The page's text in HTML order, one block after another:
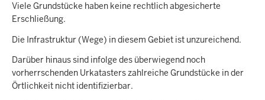
Viele Grundstücke haben keine rechtlich abgesicherte
Erschließung.
Die Infrastruktur (Wege) in diesem Gebiet ist unzureichend.
Darüber hinaus sind infolge des überwiegend noch
vorherrschenden Urkatasters zahlreiche Grundstücke in der
Örtlichkeit nicht identifizierbar.